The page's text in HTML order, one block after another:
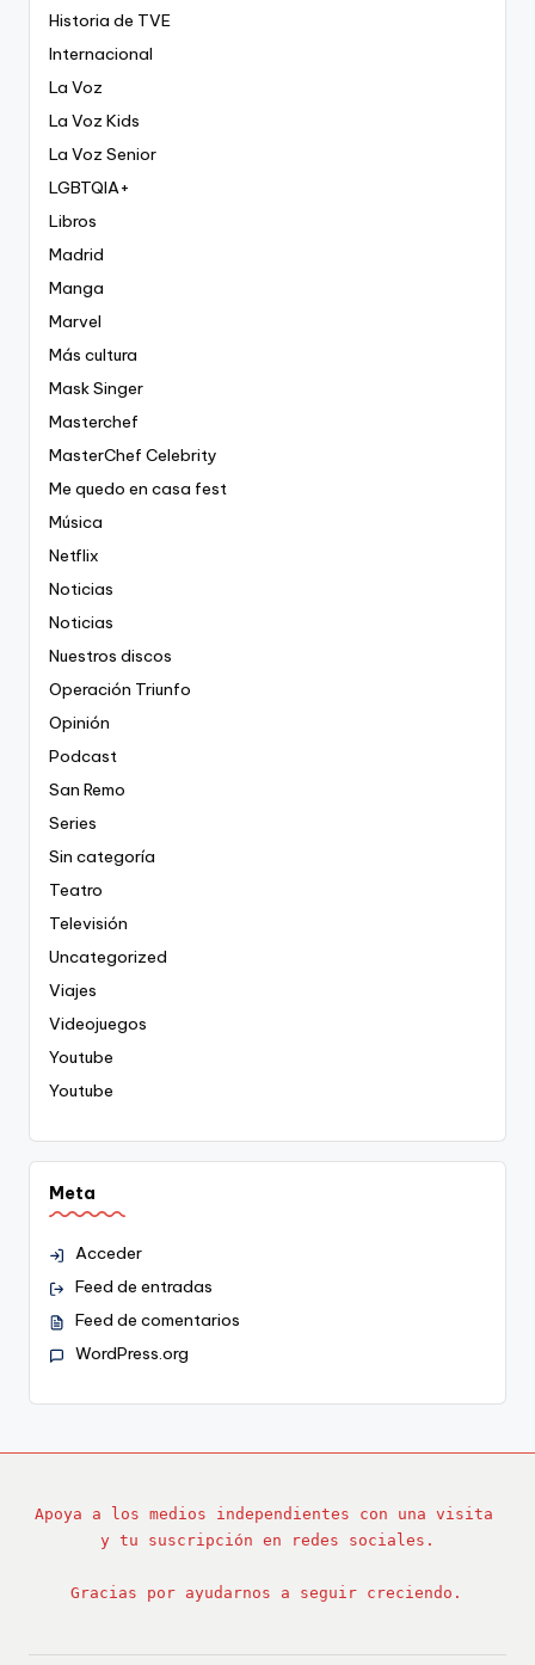
Historia de TVE
Internacional
La Voz
La Voz Kids
La Voz Senior
LGBTQIA+
Libros
Madrid
Manga
Marvel
Más cultura
Mask Singer
Masterchef
MasterChef Celebrity
Me quedo en casa fest
Música
Netflix
Noticias
Noticias
Nuestros discos
Operación Triunfo
Opinión
Podcast
San Remo
Series
Sin categoría
Teatro
Televisión
Uncategorized
Viajes
Videojuegos
Youtube
Youtube
Meta
Acceder
Feed de entradas
Feed de comentarios
WordPress.org
Apoya a los medios independientes con una visita
y tu suscripción en redes sociales.
Gracias por ayudarnos a seguir creciendo.